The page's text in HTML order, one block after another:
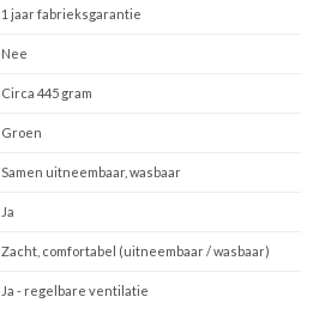
1 jaar fabrieksgarantie
Nee
Circa 445 gram
Groen
Samen uitneembaar, wasbaar
Ja
Zacht, comfortabel (uitneembaar / wasbaar)
Ja - regelbare ventilatie